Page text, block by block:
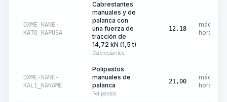
DXME-KANE-
KATO_KAPUSA
Cabrestantes
manuales y de
palanca con
una fuerza de
tracción de
14,72 kN (1,5 t)
Cabrestantes
12,18
máquina-
hora
DXME-KANE-
KALI_KAKAME
Polipastos
manuales de
palanca
Polipastos
21,00
máquina-
hora